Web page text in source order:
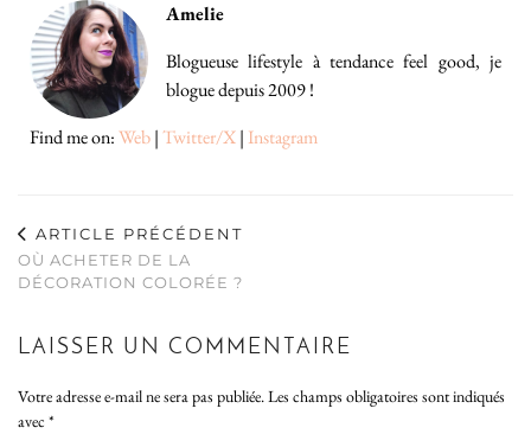
Amelie
Blogueuse lifestyle à tendance feel good, je
blogue depuis 2009 !
Find me on:Web|Twitter/X| Instagram
ARTICLE PRÉCÉDENT
OÙ ACHETER DE LA
DÉCORATION COLORÉE ?
LAISSER UN COMMENTAIRE
Votre adresse e-mail ne sera pas publiée.Les champs obligatoires sont indiqués
avec *